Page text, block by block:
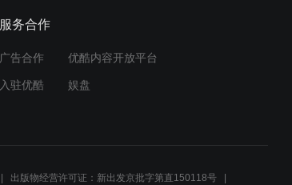
服务合作
广告合作 优酷内容开放平台
入驻优酷 娱盘
出版物经营许可证：新出发京批字第直150118号